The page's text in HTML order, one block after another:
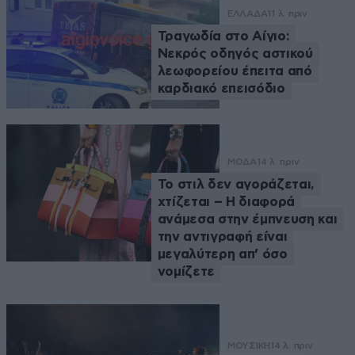
ΕΛΛΑΔΑ 11 λ. πριν
Τραγωδία στο Αίγιο:
Νεκρός οδηγός αστικού
λεωφορείου έπειτα από
καρδιακό επεισόδιο
ΜΟΔΑ 14 λ. πριν
Το στιλ δεν αγοράζεται,
χτίζεται – Η διαφορά
ανάμεσα στην έμπνευση και
την αντιγραφή είναι
μεγαλύτερη απ’ όσο
νομίζετε
ΜΟΥΣΙΚΗ 14 λ. πριν